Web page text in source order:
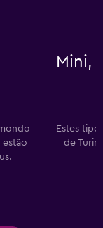
Mini,
estão
Estes
de